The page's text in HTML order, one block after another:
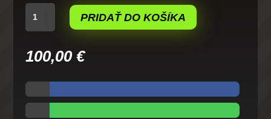
Kompenzátor
GEAR
GUNFIGHTER
PRIDAŤ DO KOŠÍKA
100,00€